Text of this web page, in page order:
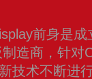
前身是
造商，针对
技术不断进